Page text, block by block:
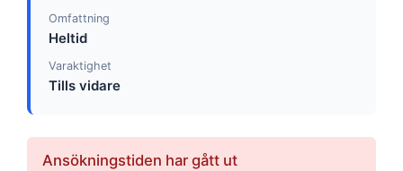
Omfattning
Heltid
Varaktighet
Tills vidare
Ansökningstiden har gått ut